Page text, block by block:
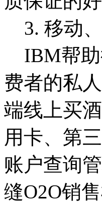
3. 移动
IBM帮助
费者的私
端线上买
用卡、第
账户查询
缝O2O销